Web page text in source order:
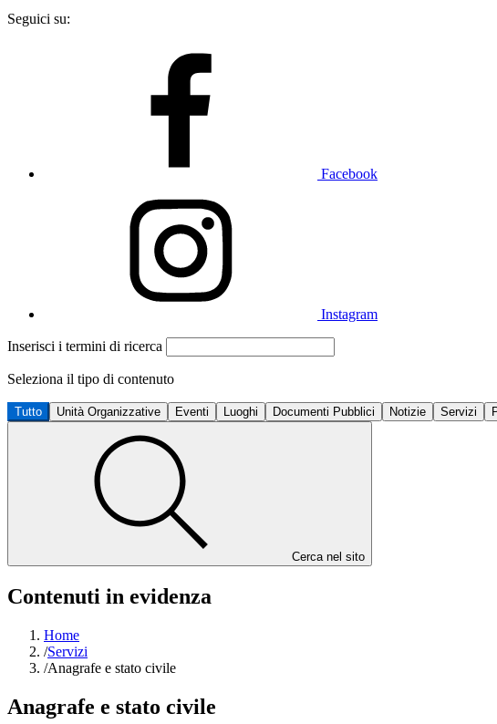
Seguici su:
Facebook
Instagram
Inserisci i termini di ricerca
Seleziona il tipo di contenuto
Tutto Unità Organizzative Eventi Luoghi Documenti Pubblici Notizie Servizi
Cerca nel sito
Contenuti in evidenza
Home
/Servizi
/Anagrafe e stato civile
Anagrafe e stato civile